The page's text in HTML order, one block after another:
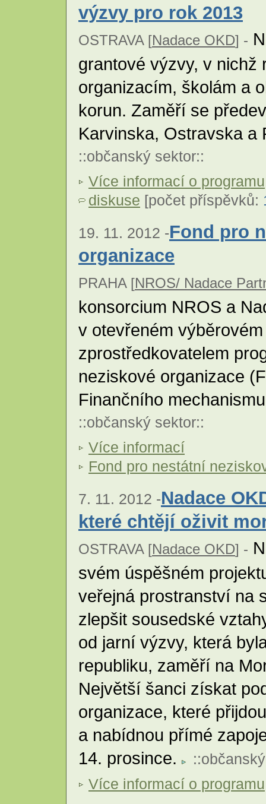
výzvy pro rok 2013
OSTRAVA [Nadace OKD] -
grantové výzvy, v nichž
organizacím, školám a
korun. Zaměří se
Karvinska, Ostravska
::občanský sektor::
Více informací o programu
diskuse [počet příspěvků:
19. 11. 2012 -Fond pro
organizace
PRAHA [NROS/ Nadace
konsorcium NROS a
v otevřeném
zprostředkovatelem
neziskové organizace
Finančního
::občanský sektor::
Více informací
Fond pro nestátní
7. 11. 2012 -Nadace
které chtějí oživit
OSTRAVA [Nadace OKD] -
svém úspěšném
veřejná prostranství na
zlepšit sousedské
od jarní výzvy, která
republiku, zaměří na
Největší šanci získat
organizace, které
a nabídnou přímé
14. prosince.
::
Více informací o programu